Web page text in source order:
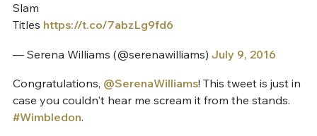
Slam
Titles https://t.co/7abzLg9fd6
— Serena Williams (@serenawilliams) July 9, 2016
Congratulations, @SerenaWilliams! This tweet is just in
case you couldn't hear me scream it from the stands.
#Wimbledon.